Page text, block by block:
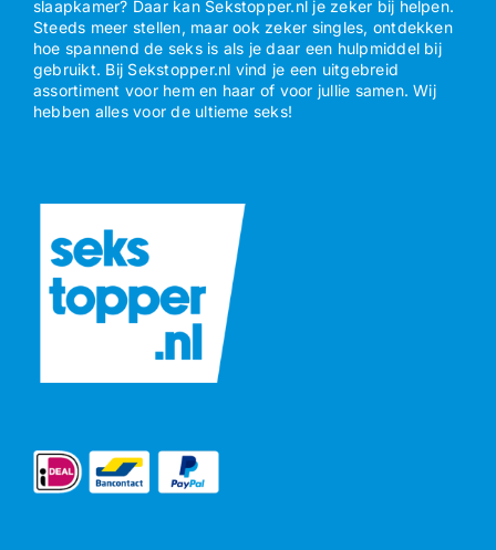
slaapkamer? Daar kan Sekstopper.nl je zeker bij helpen.
Steeds meer stellen, maar ook zeker singles, ontdekken
hoe spannend de seks is als je daar een hulpmiddel bij
gebruikt. Bij Sekstopper.nl vind je een uitgebreid
assortiment voor hem en haar of voor jullie samen. Wij
hebben alles voor de ultieme seks!